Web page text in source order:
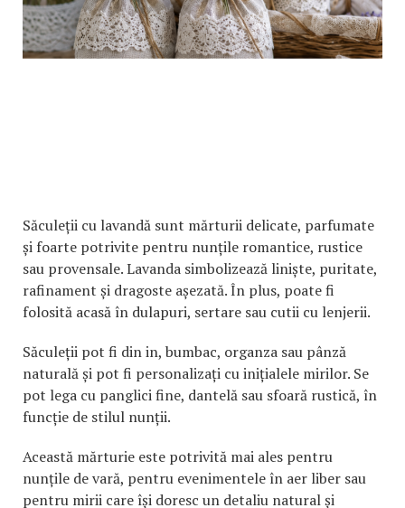
Săculeții cu lavandă sunt mărturii delicate, parfumate
și foarte potrivite pentru nunțile romantice, rustice
sau provensale. Lavanda simbolizează liniște, puritate,
rafinament și dragoste așezată. În plus, poate fi
folosită acasă în dulapuri, sertare sau cutii cu lenjerii.
Săculeții pot fi din in, bumbac, organza sau pânză
naturală și pot fi personalizați cu inițialele mirilor. Se
pot lega cu panglici fine, dantelă sau sfoară rustică, în
funcție de stilul nunții.
Această mărturie este potrivită mai ales pentru
nunțile de vară, pentru evenimentele în aer liber sau
pentru mirii care își doresc un detaliu natural și